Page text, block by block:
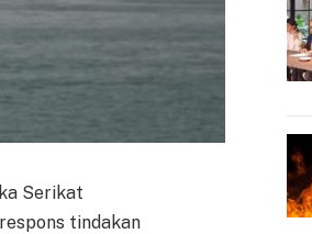
Serikat
tindakan